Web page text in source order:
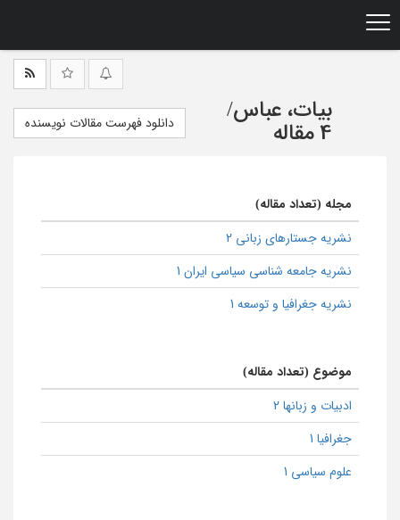
بیات، عباس/
4 مقاله
دانلود فهرست مقالات نویسنده
مجله (تعداد مقاله)
نشریه جستارهای زبانی 2
نشریه جامعه شناسی سیاسی ایران 1
نشریه جغرافیا و توسعه 1
موضوع (تعداد مقاله)
ادبیات و زبانها 2
جغرافیا 1
علوم سیاسی 1